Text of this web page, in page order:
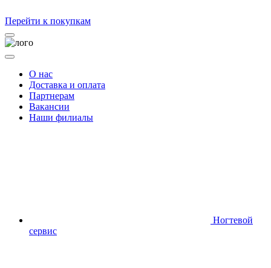
Перейти к покупкам
О нас
Доставка и оплата
Партнерам
Вакансии
Наши филиалы
Ногтевой
сервис